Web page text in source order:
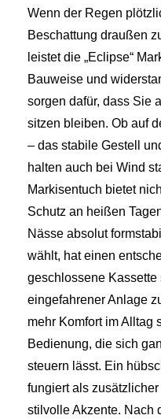
Wenn der Regen
Beschattung draußen
leistet die „Eclipse“
Bauweise und
sorgen dafür, dass Sie
sitzen bleiben. Ob auf
– das stabile Gestell
halten auch bei Wind
Markisentuch bietet
Schutz an heißen
Nässe absolut
wählt, hat einen
geschlossene Kassette
eingefahrener Anlage
mehr Komfort im Alltag
Bedienung, die sich
steuern lässt. Ein
fungiert als
stilvolle Akzente. Nach